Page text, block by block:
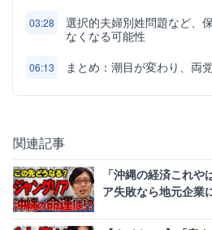
03:28
選択的夫婦別姓問題など、
なくなる可能性
06:13 まとめ：潮目が変わり、両
関連記事
「沖縄の経済これや
ア失敗なら地元企業